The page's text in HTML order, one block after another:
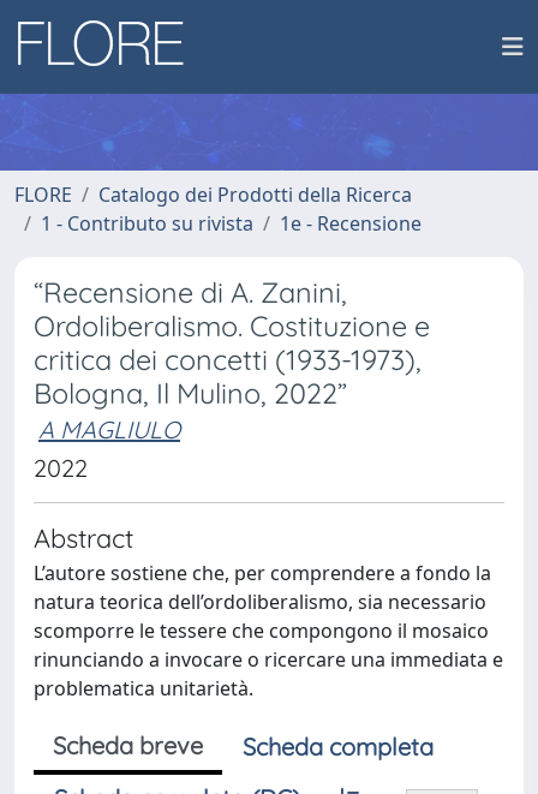
FLORE
Catalogo dei Prodotti della Ricerca
1 - Contributo su rivista
1e - Recensione
“Recensione di A. Zanini,
Ordoliberalismo. Costituzione e
critica dei concetti (1933-1973),
Bologna, Il Mulino, 2022”
A MAGLIULO
2022
Abstract
L’autore sostiene che, per comprendere a fondo la
natura teorica dell’ordoliberalismo, sia necessario
scomporre le tessere che compongono il mosaico
rinunciando a invocare o ricercare una immediata e
problematica unitarietà.
Scheda breve
Scheda completa